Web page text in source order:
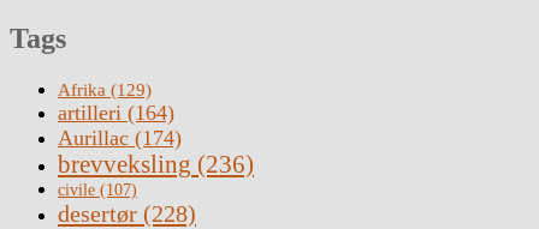
Tags
Afrika (129)
artilleri (164)
Aurillac (174)
brevveksling (236)
civile (107)
desertør (228)